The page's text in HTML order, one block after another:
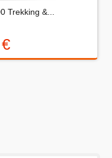
vērtējumu
Trekking &...